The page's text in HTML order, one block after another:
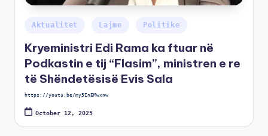
Aktualitet Lajme Politike
Kryeministri Edi Rama ka ftuar në
Podkastin e tij “Flasim”, ministren e re
të Shëndetësisë Evis Sala
https://youtu.be/my5InEMwxnw
October 12, 2025